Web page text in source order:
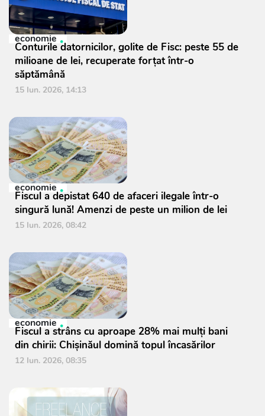
economie
Conturile datornicilor, golite de Fisc: peste 55 de
milioane de lei, recuperate forțat într-o
săptămână
15 Iun. 2026, 14:13
economie
Fiscul a depistat 640 de afaceri ilegale într-o
singură lună! Amenzi de peste un milion de lei
15 Iun. 2026, 08:42
economie
Fiscul a strâns cu aproape 28% mai mulți bani
din chirii: Chișinăul domină topul încasărilor
12 Iun. 2026, 08:35